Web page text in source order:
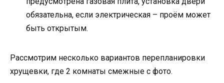
обязательна, если электрическая – проём может
быть открытым.
Рассмотрим несколько вариантов перепланировки
хрущевки, где 2 комнаты смежные с фото.